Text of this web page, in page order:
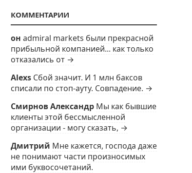
КОММЕНТАРИИ
он admiral markets были прекрасной
прибыльной компанией... как только
отказались от →
Alexs Сбой значит. И 1 млн баксов
списали по стоп-ауту. Совпадение. →
Смирнов Александр Мы как бывшие
клиенты этой бессмысленной
организации - могу сказать, →
Дмитрий Мне кажется, господа даже
не понимают части произносимых
ими буквосочетаний.